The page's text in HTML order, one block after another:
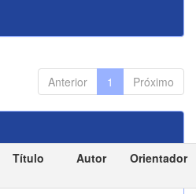
Anterior 1 Próximo
Título Autor Orientador